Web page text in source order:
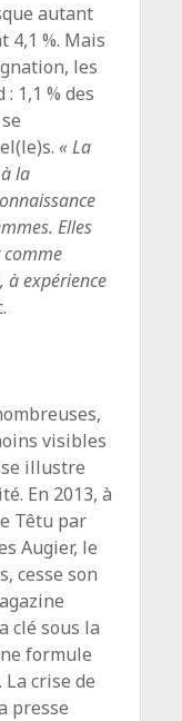
autant
4,1 %. Mais
les
1,1 % des
« La
la
Elles
à expérience
visibles
illustre
En 2013, à
Têtu par
Augier, le
cesse son
clé sous la
formule
crise de
presse